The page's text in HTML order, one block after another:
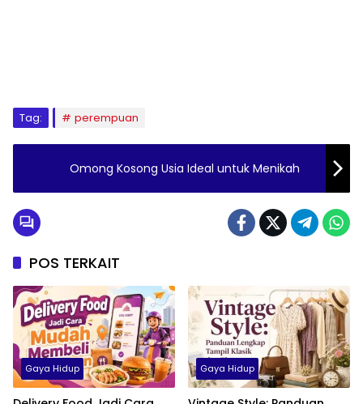
Tag: perempuan
Omong Kosong Usia Ideal untuk Menikah
POS TERKAIT
Gaya Hidup Gaya Hidup